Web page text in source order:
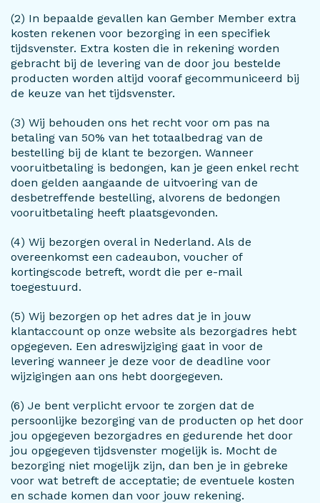
(2) In bepaalde gevallen kan Gember Member extra
kosten rekenen voor bezorging in een specifiek
tijdsvenster. Extra kosten die in rekening worden
gebracht bij de levering van de door jou bestelde
producten worden altijd vooraf gecommuniceerd bij
de keuze van het tijdsvenster.
(3) Wij behouden ons het recht voor om pas na
betaling van 50% van het totaalbedrag van de
bestelling bij de klant te bezorgen. Wanneer
vooruitbetaling is bedongen, kan je geen enkel recht
doen gelden aangaande de uitvoering van de
desbetreffende bestelling, alvorens de bedongen
vooruitbetaling heeft plaatsgevonden.
(4) Wij bezorgen overal in Nederland. Als de
overeenkomst een cadeaubon, voucher of
kortingscode betreft, wordt die per e-mail
toegestuurd.
(5) Wij bezorgen op het adres dat je in jouw
klantaccount op onze website als bezorgadres hebt
opgegeven. Een adreswijziging gaat in voor de
levering wanneer je deze voor de deadline voor
wijzigingen aan ons hebt doorgegeven.
(6) Je bent verplicht ervoor te zorgen dat de
persoonlijke bezorging van de producten op het door
jou opgegeven bezorgadres en gedurende het door
jou opgegeven tijdsvenster mogelijk is. Mocht de
bezorging niet mogelijk zijn, dan ben je in gebreke
voor wat betreft de acceptatie; de eventuele kosten
en schade komen dan voor jouw rekening.